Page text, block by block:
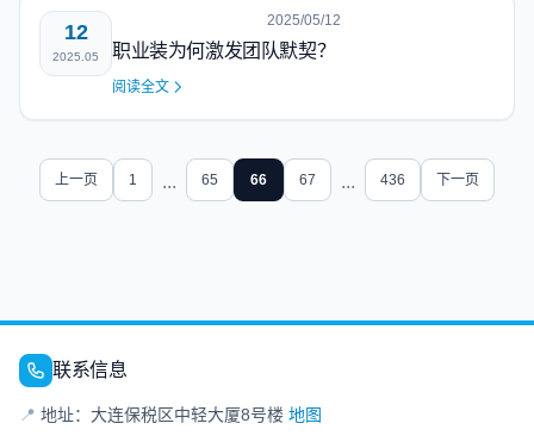
12
2025.05
2025/05/12
职业装为何激发团队默契？
阅读全文
上一页 1 ... 65 66 67 ... 436 下一页
联系信息
📍 地址：大连保税区中轻大厦8号楼 地图